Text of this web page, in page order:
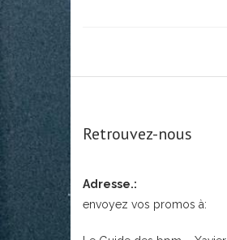
Retrouvez-nous
Adresse.:
envoyez vos promos à: